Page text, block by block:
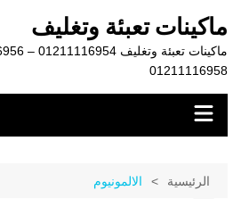
المحتوى
ماكينات تعبئة وتغليف
01211116958
الرئيسية الالمونيوم